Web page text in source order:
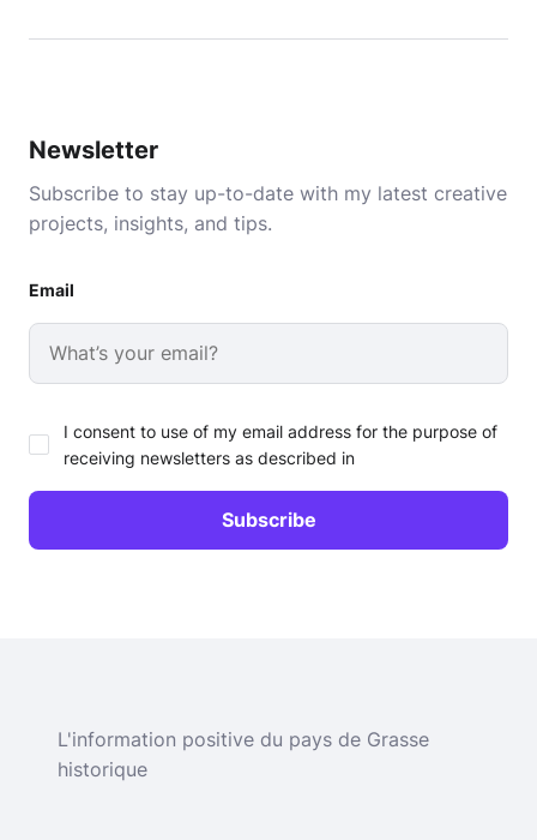
Newsletter
Subscribe to stay up-to-date with my latest creative
projects, insights, and tips.
Email
I consent to use of my email address for the purpose of
receiving newsletters as described in
L'information positive du pays de Grasse
historique